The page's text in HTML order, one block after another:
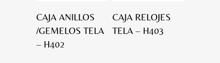
CAJA ANILLOS
/GEMELOS TELA
– H402
CAJA RELOJES
TELA – H403